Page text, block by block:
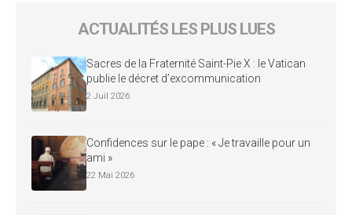
ACTUALITÉS LES PLUS LUES
Sacres de la Fraternité Saint-Pie X : le Vatican
publie le décret d’excommunication
2 Juil 2026
Confidences sur le pape : « Je travaille pour un
ami »
22 Mai 2026